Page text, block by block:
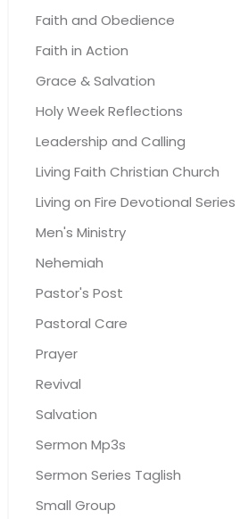
Faith and Obedience
Faith in Action
Grace & Salvation
Holy Week Reflections
Leadership and Calling
Living Faith Christian Church
Living on Fire Devotional Series
Men's Ministry
Nehemiah
Pastor's Post
Pastoral Care
Prayer
Revival
Salvation
Sermon Mp3s
Sermon Series Taglish
Small Group